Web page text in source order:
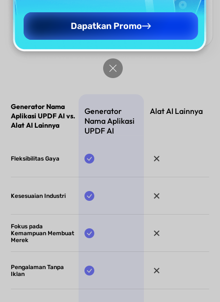
AI App Name Generator memberikan hasil instan hanya
dengan beberapa klik, membantu startup, pengembang, dan
kreator untuk menghasilkan ide nama unik dengan cepat dan
Generator Nama
Aplikasi UPDF AI vs.
Alat AI Lainnya
Generator
Nama Aplikasi
UPDF AI
Alat AI Lainnya
Fleksibilitas Gaya
Kesesuaian Industri
Fokus pada
Kemampuan Membuat
Merek
Pengalaman Tanpa
Iklan
Dapatkan Promo